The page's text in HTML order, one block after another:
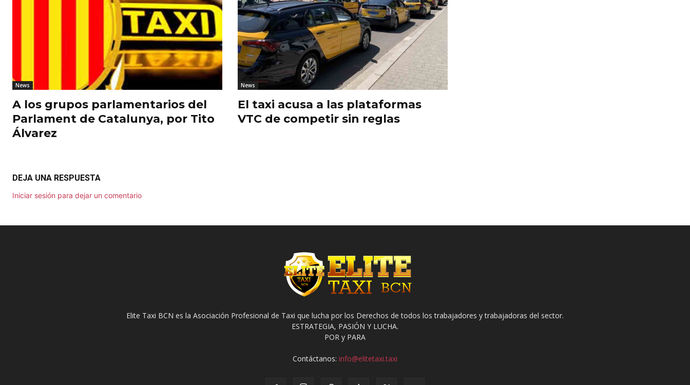
News
A los grupos parlamentarios del
Parlament de Catalunya, por Tito
Álvarez
News
El taxi acusa a las plataformas
VTC de competir sin reglas
DEJA UNA RESPUESTA
Iniciar sesión para dejar un comentario
Elite Taxi BCN es la Asociación Profesional de Taxi que lucha por los Derechos de todos los trabajadores y trabajadoras del sector.
ESTRATEGIA, PASIÓN Y LUCHA.
POR y PARA
Contáctanos: info@elitetaxi.taxi